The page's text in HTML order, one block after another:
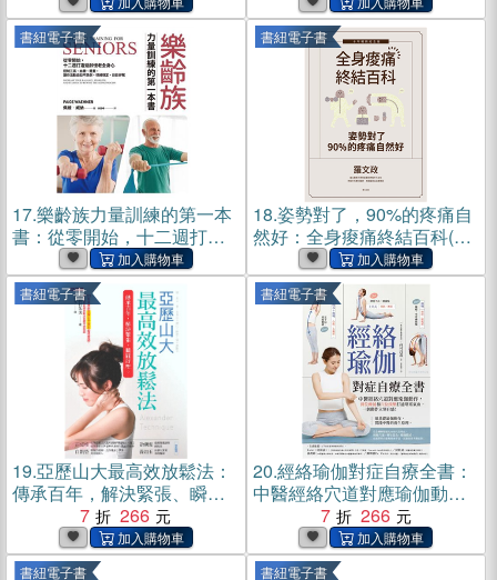
書紐電子書
17.樂齡族力量訓練的第一本
書：從零開始，十二週打造
延齡慢老全身心，控制三
高、血糖、體重，讓你活動
自如不跌倒、情緒穩定、日
日好眠(電子書)
書紐電子書
18.姿勢對了，90%的疼痛自
然好：全身痠痛終結百科(電
書紐電子書
19.亞歷山大最高效放鬆法：
傳承百年，解決緊張、瞬間
抒壓。(電子書)
7 266
書紐電子書
20.經絡瑜伽對症自療全書：
中醫經絡穴道對應瑜伽動
作，到位伸展和穴位按壓打
通堵塞氣血，一個動作立刻
有感！(電子書)
7 266
書紐電子書 書紐電子書